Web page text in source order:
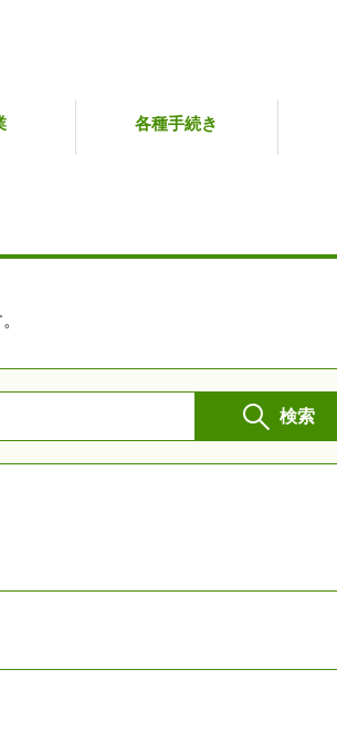
各種手続き
検索